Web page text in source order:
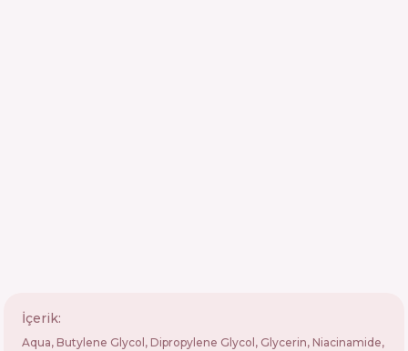
İçerik:
Aqua, Butylene Glycol, Dipropylene Glycol, Glycerin, Niacinamide,